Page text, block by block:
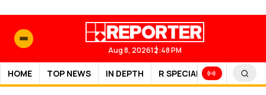
Aug 8, 202612:48 PM
HOME TOP NEWS IN DEPTH R SPECIAL SPORTS